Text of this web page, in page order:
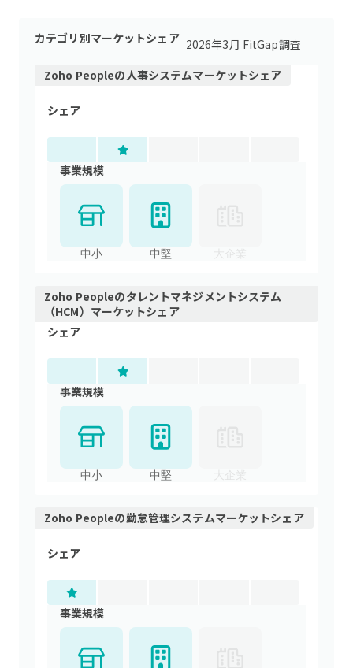
カテゴリ別マーケットシェア 2026年3月 FitGap調査
Zoho Peopleの人事システムマーケットシェア
シェア
事業規模
中小 中堅 大企業
Zoho Peopleのタレントマネジメントシステム
（HCM） マーケットシェア
シェア
事業規模
中小 中堅 大企業
Zoho Peopleの勤怠管理システムマーケットシェア
シェア
事業規模